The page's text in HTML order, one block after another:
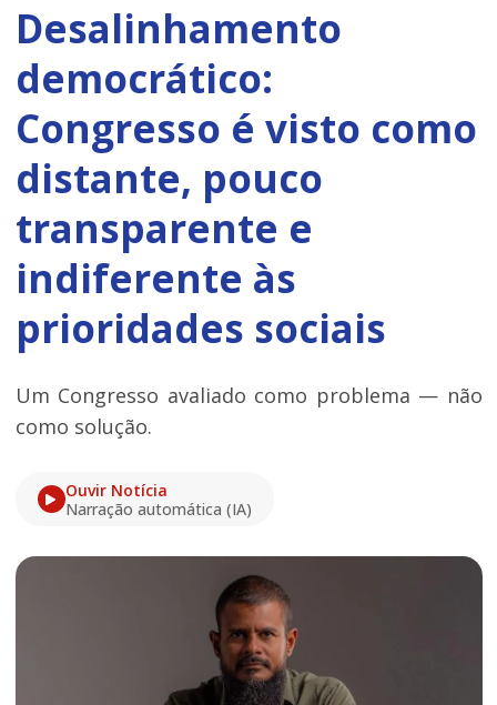
Desalinhamento
democrático:
Congresso é visto como
distante, pouco
transparente e
indiferente às
prioridades sociais
Um Congresso avaliado como problema — não
como solução.
Ouvir Notícia
Narração automática (IA)